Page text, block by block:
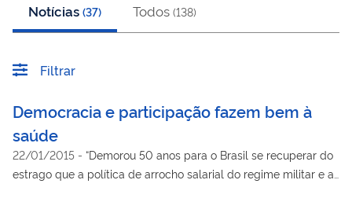
Notícias (37) Todos (138)
Filtrar
Democracia e participação fazem bem à
saúde
22/01/2015 - “Demorou 50 anos para o Brasil se recuperar do
estrago que a política de arrocho salarial do regime militar e a